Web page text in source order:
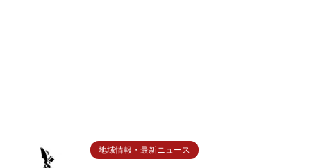
地域情報・最新ニュース